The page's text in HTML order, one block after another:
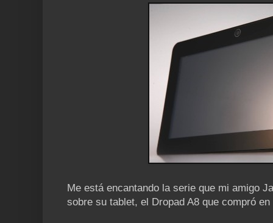
Me está encantando la serie que mi amigo
sobre su tablet, el Dropad A8 que compró